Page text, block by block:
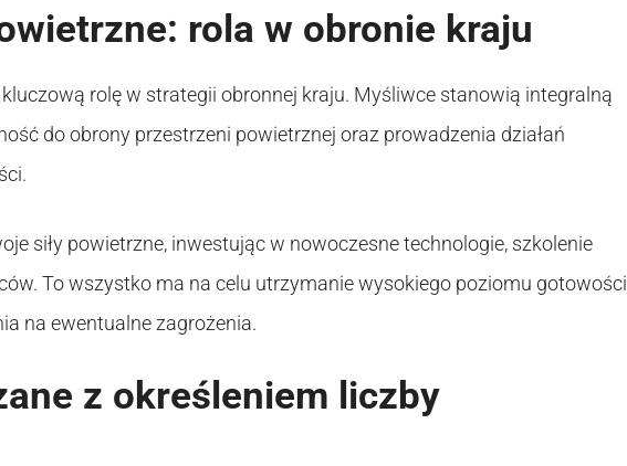
rola w obronie kraju
rolę w strategii obronnej kraju. Myśliwce stanowią integralną
do obrony przestrzeni powietrznej oraz prowadzenia działań
siły powietrzne, inwestując w nowoczesne technologie, szkolenie
To wszystko ma na celu utrzymanie wysokiego poziomu gotowości
na ewentualne zagrożenia.
z określeniem liczby